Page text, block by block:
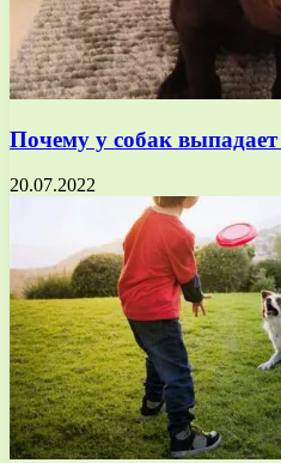
Почему у собак
20.07.2022